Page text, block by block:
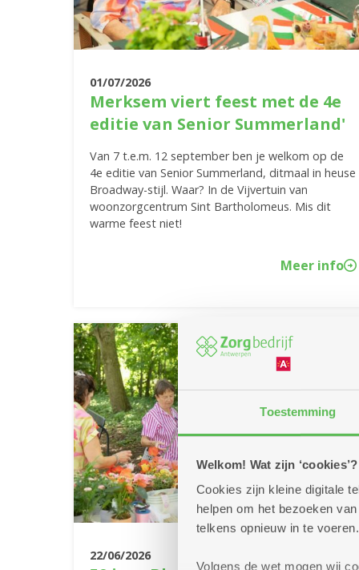
Toestemming
Welkom! Wat zijn ‘cookies’?
Cookies zijn kleine digitale
helpen om het bezoeken
telkens opnieuw in te
Volgens de wet mogen wij
01/07/2026
Merksem viert feest met de 4e
editie van Senior Summerland'
Van 7 t.e.m. 12 september ben je welkom op de
4e editie van Senior Summerland, ditmaal in heuse
Broadway-stijl. Waar? In de Vijvertuin van
woonzorgcentrum Sint Bartholomeus. Mis dit
warme feest niet!
Meer info
22/06/2026